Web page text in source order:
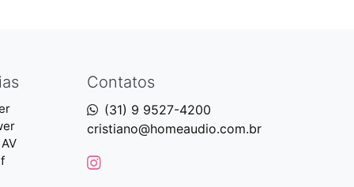
Contatos
(31) 9 9527-4200
cristiano@homeaudio.com.br